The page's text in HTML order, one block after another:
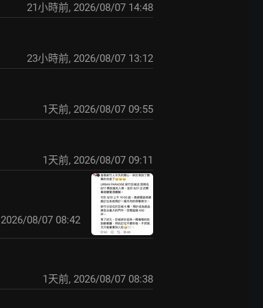
21小時前, 2026/08/07 14:48
23小時前, 2026/08/07 13:12
1天前, 2026/08/07 09:55
1天前, 2026/08/07 09:11
2026/08/07 08:42
1天前, 2026/08/07 08:38